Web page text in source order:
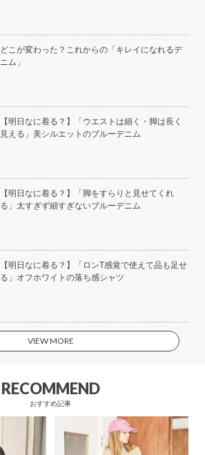
どこが変わった？これからの「キレイになれるデ
ニム」
【明日なに着る？】「ウエストは細く・脚は長く
見える」美シルエットのブルーデニム
【明日なに着る？】「脚をすらりと見せてくれ
る」太すぎず細すぎないブルーデニム
【明日なに着る？】「ロンT感覚で使えて品も足せ
る」オフホワイトの落ち感シャツ
VIEW MORE
RECOMMEND
おすすめ記事